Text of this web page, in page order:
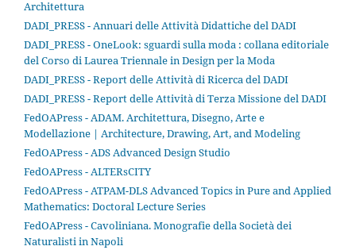
Architettura
DADI_PRESS - Annuari delle Attività Didattiche del DADI
DADI_PRESS - OneLook: sguardi sulla moda : collana editoriale
del Corso di Laurea Triennale in Design per la Moda
DADI_PRESS - Report delle Attività di Ricerca del DADI
DADI_PRESS - Report delle Attività di Terza Missione del DADI
FedOAPress - ADAM. Architettura, Disegno, Arte e
Modellazione | Architecture, Drawing, Art, and Modeling
FedOAPress - ADS Advanced Design Studio
FedOAPress - ALTERsCITY
FedOAPress - ATPAM-DLS Advanced Topics in Pure and Applied
Mathematics: Doctoral Lecture Series
FedOAPress - Cavoliniana. Monografie della Società dei
Naturalisti in Napoli